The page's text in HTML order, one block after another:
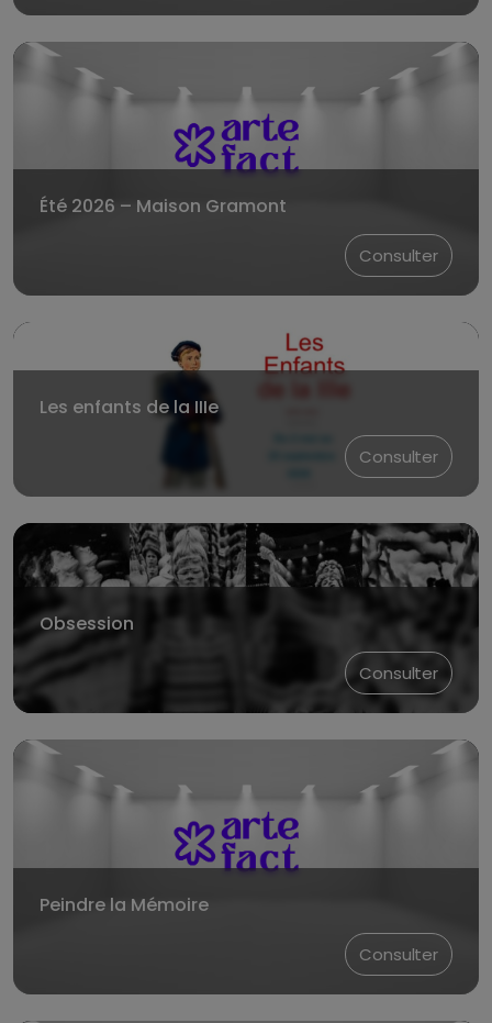
Été 2026 – Maison Gramont
Consulter
Les enfants de la IIIe
Consulter
Obsession
Consulter
Peindre la Mémoire
Consulter